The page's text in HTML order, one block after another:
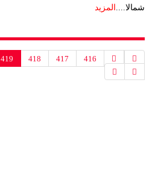
شمالا.... المزيد
416
417
418
419